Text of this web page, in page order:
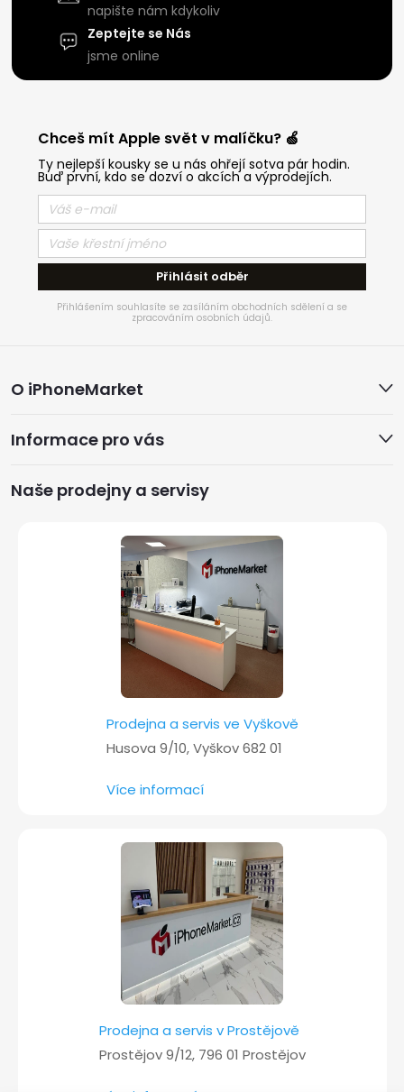
napište nám kdykoliv
Zeptejte se Nás
jsme online
Chceš mít Apple svět v malíčku? 🍏
Ty nejlepší kousky se u nás ohřejí sotva pár hodin.
Buď první, kdo se dozví o akcích a výprodejích.
Přihlásit odběr
Přihlášením souhlasíte se zasíláním obchodních sdělení a se
zpracováním osobních údajů.
á
p
a
O iPhoneMarket
Informace pro vás
Naše prodejny a servisy
Prodejna a servis ve Vyškově
Husova 9/10, Vyškov 682 01
Více informací
Prodejna a servis v Prostějově
Prostějov 9/12, 796 01 Prostějov